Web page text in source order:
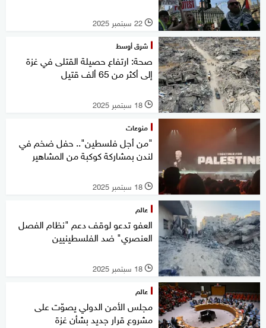
l 22 سبتمبر 2025
شرق أوسط
صحة: ارتفاع حصيلة القتلى في غزة
إلى أكثر من 65 ألف قتيل
l 18 سبتمبر 2025
منوعات
"من أجل فلسطين".. حفل ضخم في
لندن بمشاركة كوكبة من المشاهير
l 18 سبتمبر 2025
عالم
العفو تدعو لوقف دعم "نظام الفصل
العنصري" ضد الفلسطينيين
l 18 سبتمبر 2025
عالم
مجلس الأمن الدولي يصوّت على
مشروع قرار جديد بشأن غزة